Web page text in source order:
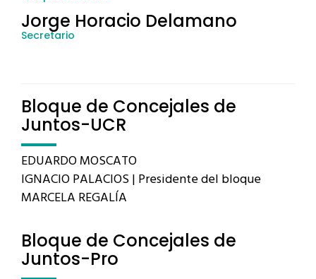
Jorge Horacio Delamano
Secretario
Bloque de Concejales de
Juntos-UCR
EDUARDO MOSCATO
IGNACIO PALACIOS | Presidente del bloque
MARCELA REGALÍA
Bloque de Concejales de
Juntos-Pro